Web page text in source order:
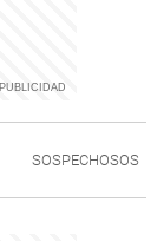
SOSPECHOSOS